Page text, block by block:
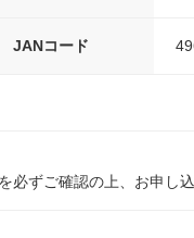
JANコード
ずご確認の上、お申し込